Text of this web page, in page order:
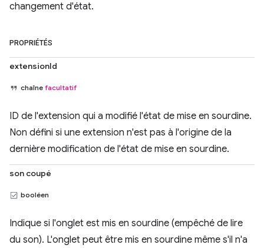
changement d'état.
PROPRIÉTÉS
extensionId
chaîne facultatif
ID de l'extension qui a modifié l'état de mise en sourdine.
Non défini si une extension n'est pas à l'origine de la
dernière modification de l'état de mise en sourdine.
son coupé
booléen
Indique si l'onglet est mis en sourdine (empêché de lire
du son). L'onglet peut être mis en sourdine même s'il n'a